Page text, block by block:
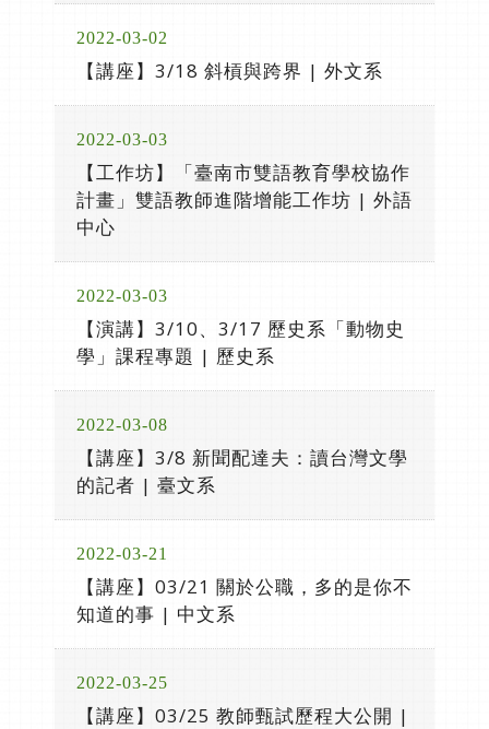
2022-03-02
【講座】3/18 斜槓與跨界 | 外文系
2022-03-03
【工作坊】「臺南市雙語教育學校協作
計畫」雙語教師進階增能工作坊 | 外語
中心
2022-03-03
【演講】3/10、3/17 歷史系「動物史
學」課程專題 | 歷史系
2022-03-08
【講座】3/8 新聞配達夫：讀台灣文學
的記者 | 臺文系
2022-03-21
【講座】03/21 關於公職，多的是你不
知道的事 | 中文系
2022-03-25
【講座】03/25 教師甄試歷程大公開 |